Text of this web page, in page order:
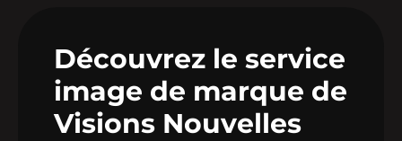
Découvrez le service
image de marque de
Visions Nouvelles